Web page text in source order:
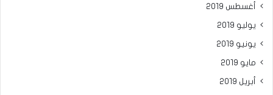
أغسطس 2019
يوليو 2019
يونيو 2019
مايو 2019
أبريل 2019